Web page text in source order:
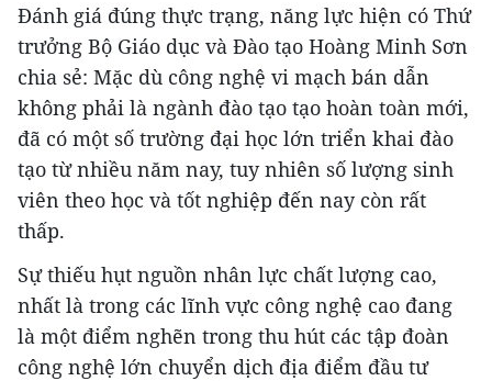
Đánh giá đúng thực trạng, năng lực hiện có Thứ
trưởng Bộ Giáo dục và Đào tạo Hoàng Minh Sơn
chia sẻ: Mặc dù công nghệ vi mạch bán dẫn
không phải là ngành đào tạo tạo hoàn toàn mới,
đã có một số trường đại học lớn triển khai đào
tạo từ nhiều năm nay, tuy nhiên số lượng sinh
viên theo học và tốt nghiệp đến nay còn rất
thấp.
Sự thiếu hụt nguồn nhân lực chất lượng cao,
nhất là trong các lĩnh vực công nghệ cao đang
là một điểm nghẽn trong thu hút các tập đoàn
công nghệ lớn chuyển dịch địa điểm đầu tư